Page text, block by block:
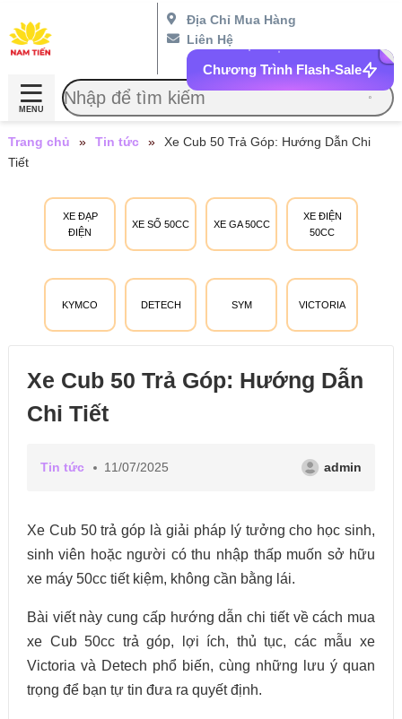
Địa Chỉ Mua Hàng
Liên Hệ
Chương Trình Flash-Sale
MENU
XE ĐẠP
ĐIỆN
XE SỐ 50CC XE GA 50CC
XE ĐIỆN
50CC
KYMCO DETECH SYM VICTORIA
Trang chủ » Tin tức »
Xe Cub 50 Trả Góp: Hướng Dẫn Chi
Tiết
Xe Cub 50 Trả Góp: Hướng Dẫn
Chi Tiết
Tin tức 11/07/2025 admin
Xe Cub 50 trả góp là giải pháp lý tưởng cho học sinh,
sinh viên hoặc người có thu nhập thấp muốn sở hữu
xe máy 50cc tiết kiệm, không cần bằng lái.
Bài viết này cung cấp hướng dẫn chi tiết về cách mua
xe Cub 50cc trả góp, lợi ích, thủ tục, các mẫu xe
Victoria và Detech phổ biến, cùng những lưu ý quan
trọng để bạn tự tin đưa ra quyết định.